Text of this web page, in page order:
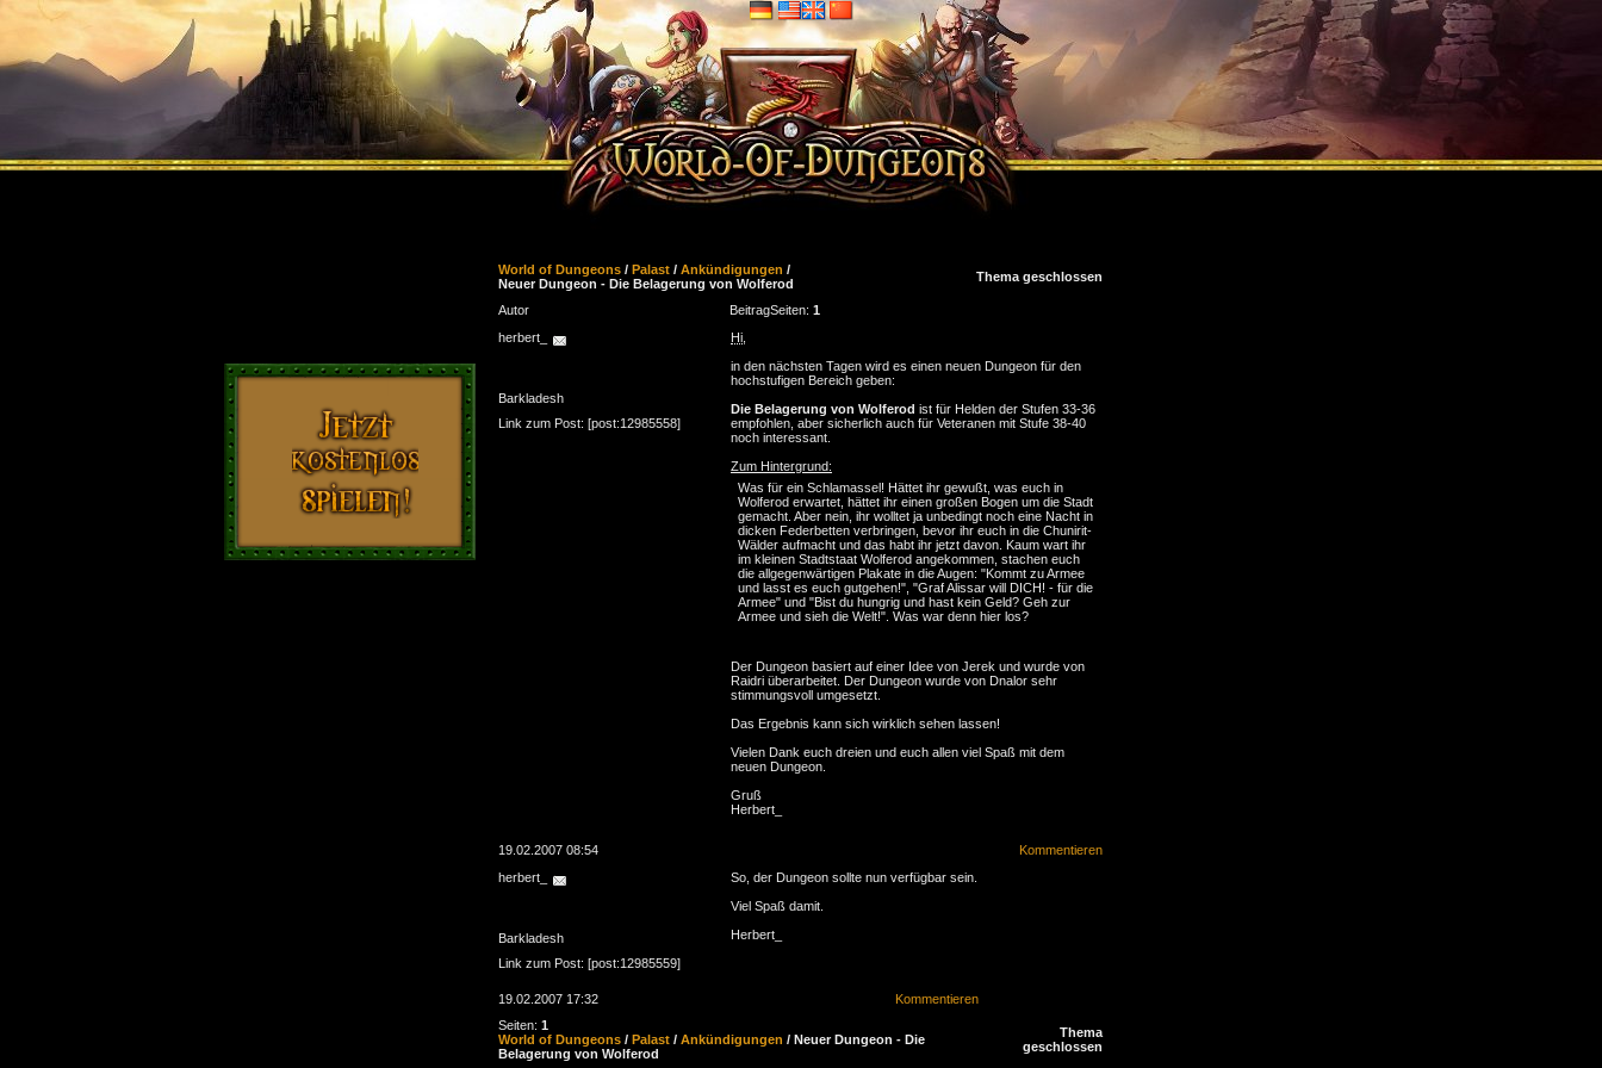
World of Dungeons / Palast / Ankündigungen /
Neuer Dungeon - Die Belagerung von Wolferod
Thema geschlossen
Autor BeitragSeiten: 1
herbert_
Barkladesh
Link zum Post: [post:12985558]
Hi
in den nächsten Tagen wird es einen neuen Dungeon für den
hochstufigen Bereich geben:
Die Belagerung von Wolferod ist für Helden der Stufen 33-36
empfohlen, aber sicherlich auch für Veteranen mit Stufe 38-40
noch interessant.
Zum Hintergrund:
Was für ein Schlamassel! Hättet ihr gewußt, was euch in
Wolferod erwartet, hättet ihr einen großen Bogen um die Stadt
gemacht. Aber nein, ihr wolltet ja unbedingt noch eine Nacht in
dicken Federbetten verbringen, bevor ihr euch in die Chunirit-
Wälder aufmacht und das habt ihr jetzt davon. Kaum wart ihr
im kleinen Stadtstaat Wolferod angekommen, stachen euch
die allgegenwärtigen Plakate in die Augen: "Kommt zu Armee
und lasst es euch gutgehen!", "Graf Alissar will DICH! - für die
Armee" und "Bist du hungrig und hast kein Geld? Geh zur
Armee und sieh die Welt!". Was war denn hier los?
Der Dungeon basiert auf einer Idee von Jerek und wurde von
Raidri überarbeitet. Der Dungeon wurde von Dnalor sehr
stimmungsvoll umgesetzt.
Das Ergebnis kann sich wirklich sehen lassen!
Vielen Dank euch dreien und euch allen viel Spaß mit dem
neuen Dungeon.
Gruß
Herbert_
19.02.2007 08:54
Kommentieren
herbert_
Barkladesh
Link zum Post: [post:12985559]
So, der Dungeon sollte nun verfügbar sein.
Viel Spaß damit.
Herbert_
19.02.2007 17:32
Kommentieren
Seiten: 1
World of Dungeons / Palast / Ankündigungen / Neuer Dungeon - Die
Belagerung von Wolferod
Thema
geschlossen